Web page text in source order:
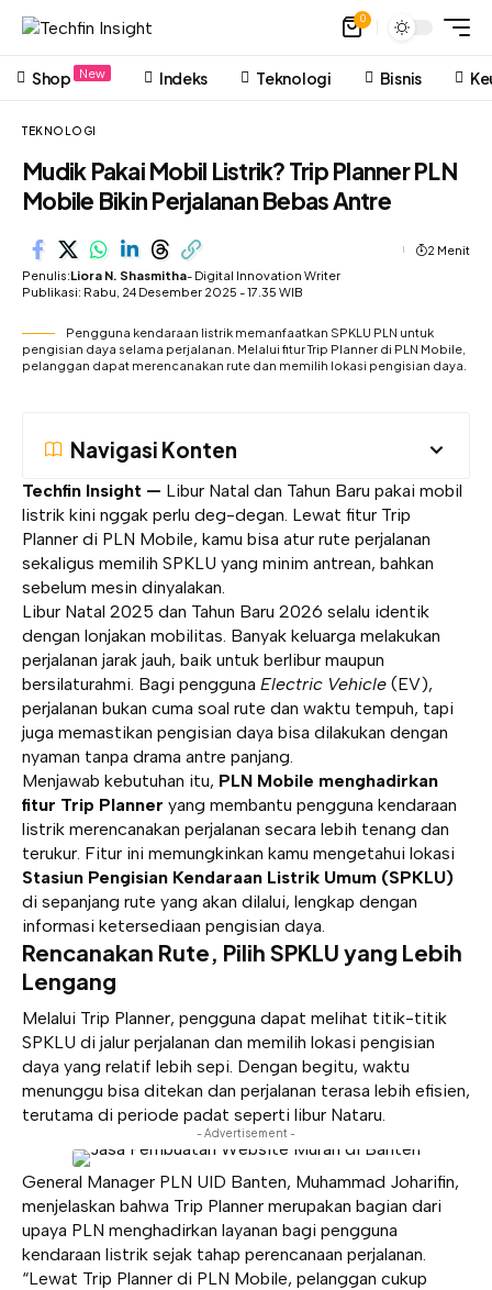
0
Shop New Indeks Teknologi Bisnis
TEKNOLOGI
Mudik Pakai Mobil Listrik? Trip Planner PLN
Mobile Bikin Perjalanan Bebas Antre
Penulis:Liora N. Shasmitha- Digital Innovation Writer
Publikasi: Rabu, 24 Desember 2025 - 17.35 WIB
2 Menit
Pengguna kendaraan listrik memanfaatkan SPKLU PLN untuk
pengisian daya selama perjalanan. Melalui fitur Trip Planner di PLN Mobile,
pelanggan dapat merencanakan rute dan memilih lokasi pengisian daya.
Navigasi Konten
Techfin Insight — Libur Natal dan Tahun Baru pakai mobil
listrik kini nggak perlu deg-degan. Lewat fitur Trip
Planner di PLN Mobile, kamu bisa atur rute perjalanan
sekaligus memilih SPKLU yang minim antrean, bahkan
sebelum mesin dinyalakan.
Libur Natal 2025 dan Tahun Baru 2026 selalu identik
dengan lonjakan mobilitas. Banyak keluarga melakukan
perjalanan jarak jauh, baik untuk berlibur maupun
bersilaturahmi. Bagi pengguna Electric Vehicle (EV),
perjalanan bukan cuma soal rute dan waktu tempuh, tapi
juga memastikan pengisian daya bisa dilakukan dengan
nyaman tanpa drama antre panjang.
Menjawab kebutuhan itu, PLN Mobile menghadirkan
fitur Trip Planner yang membantu pengguna kendaraan
listrik merencanakan perjalanan secara lebih tenang dan
terukur. Fitur ini memungkinkan kamu mengetahui lokasi
Stasiun Pengisian Kendaraan Listrik Umum (SPKLU)
di sepanjang rute yang akan dilalui, lengkap dengan
informasi ketersediaan pengisian daya.
Rencanakan Rute, Pilih SPKLU yang Lebih
Lengang
Melalui Trip Planner, pengguna dapat melihat titik-titik
SPKLU di jalur perjalanan dan memilih lokasi pengisian
daya yang relatif lebih sepi. Dengan begitu, waktu
menunggu bisa ditekan dan perjalanan terasa lebih efisien,
terutama di periode padat seperti libur Nataru.
- Advertisement -
General Manager PLN UID Banten, Muhammad Joharifin,
menjelaskan bahwa Trip Planner merupakan bagian dari
upaya PLN menghadirkan layanan bagi pengguna
kendaraan listrik sejak tahap perencanaan perjalanan.
“Lewat Trip Planner di PLN Mobile, pelanggan cukup